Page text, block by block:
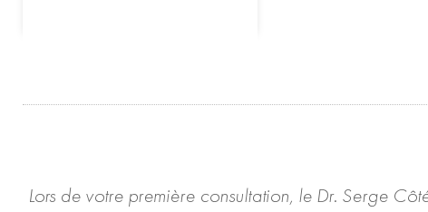
Lors de votre première consultation, le Dr. Serge